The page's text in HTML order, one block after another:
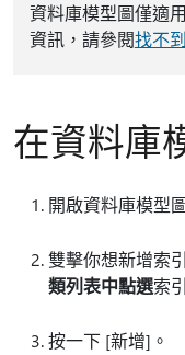
資料庫模型圖僅適
資訊，請參閱找不
在資料庫
開啟資料庫模型
雙擊你想新增索
類列表中點選索
按一下 [新增] 。